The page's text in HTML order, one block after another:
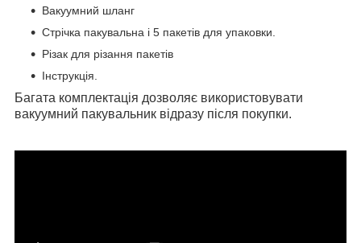
Вакуумний шланг
Стрічка пакувальна і 5 пакетів для упаковки.
Різак для різання пакетів
Інструкція.
Багата комплектація дозволяє використовувати
вакуумний пакувальник відразу після покупки.